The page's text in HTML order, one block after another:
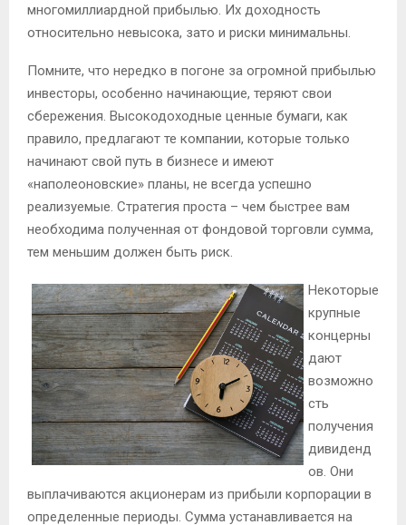
многомиллиардной прибылью. Их доходность
относительно невысока, зато и риски минимальны.
Помните, что нередко в погоне за огромной прибылью
инвесторы, особенно начинающие, теряют свои
сбережения. Высокодоходные ценные бумаги, как
правило, предлагают те компании, которые только
начинают свой путь в бизнесе и имеют
«наполеоновские» планы, не всегда успешно
реализуемые. Стратегия проста – чем быстрее вам
необходима полученная от фондовой торговли сумма,
тем меньшим должен быть риск.
Некоторые
крупные
концерны
дают
возможно
сть
получения
дивиденд
ов. Они
выплачиваются акционерам из прибыли корпорации в
определенные периоды. Сумма устанавливается на